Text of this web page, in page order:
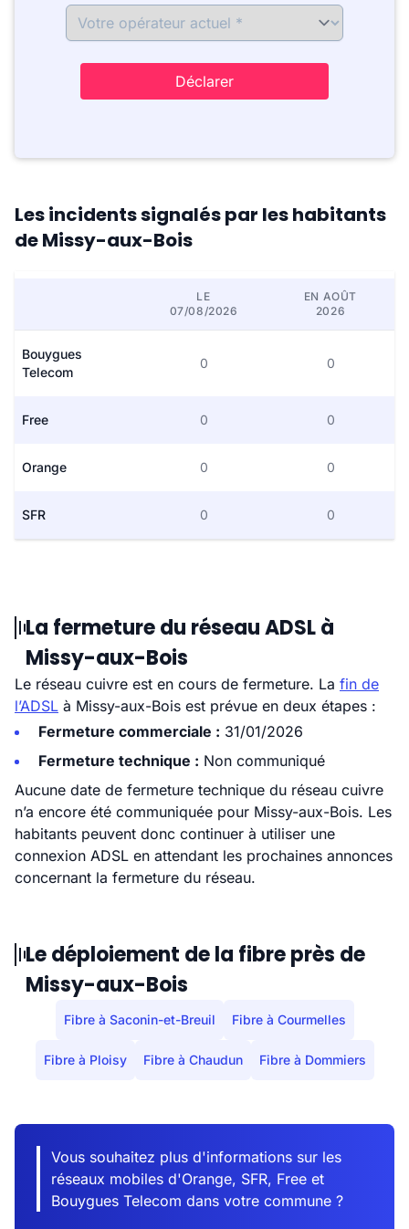
Déclarer
Les incidents signalés par les habitants
de Missy-aux-Bois
LE
07/08/2026
EN AOÛT
2026
Bouygues
Telecom
0 0
Free 0 0
Orange 0 0
SFR 0 0
La fermeture du réseau ADSL à
Missy-aux-Bois
Le réseau cuivre est en cours de fermeture. La fin de
l’ADSL à Missy-aux-Bois est prévue en deux étapes :
Fermeture commerciale : 31/01/2026
Fermeture technique : Non communiqué
Aucune date de fermeture technique du réseau cuivre
n’a encore été communiquée pour Missy-aux-Bois. Les
habitants peuvent donc continuer à utiliser une
connexion ADSL en attendant les prochaines annonces
concernant la fermeture du réseau.
Le déploiement de la fibre près de
Missy-aux-Bois
Fibre à Saconin-et-Breuil Fibre à Courmelles
Fibre à Ploisy Fibre à Chaudun Fibre à Dommiers
Vous souhaitez plus d'informations sur les
réseaux mobiles d'Orange, SFR, Free et
Bouygues Telecom dans votre commune ?